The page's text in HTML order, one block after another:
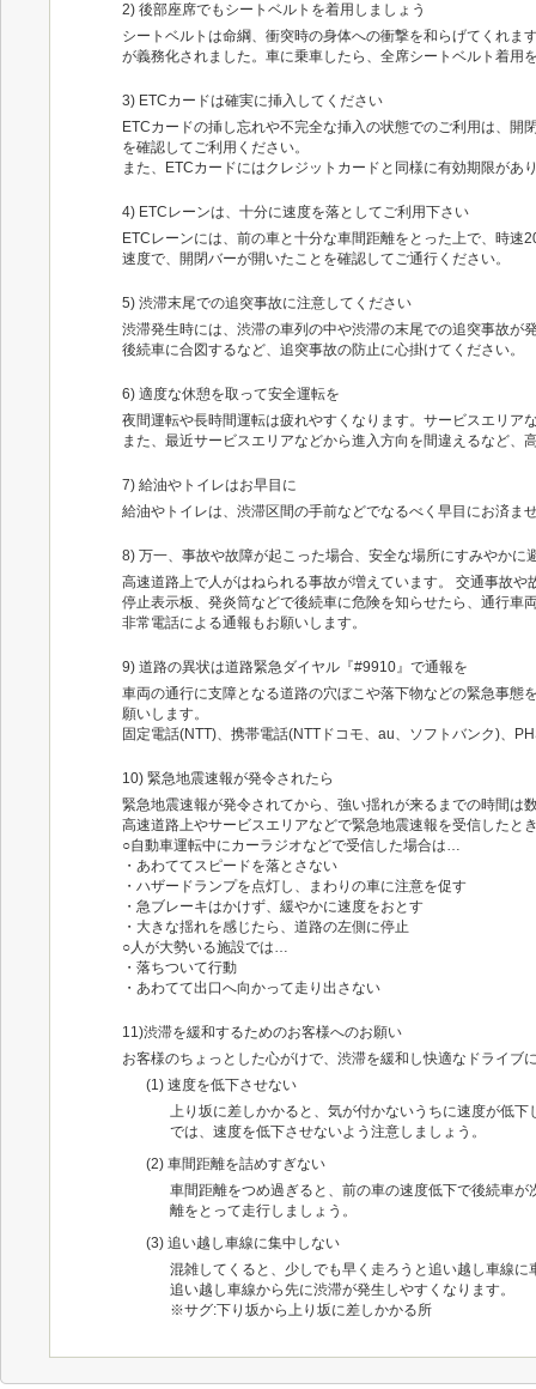
2) 後部座席でもシートベルトを着用しましょう
シートベルトは命綱、衝突時の身体への衝撃を和らげてくれ
が義務化されました。車に乗車したら、全席シートベルト着用
3) ETCカードは確実に挿入してください
ETCカードの挿し忘れや不完全な挿入の状態でのご利用は、
を確認してご利用ください。
また、ETCカードにはクレジットカードと同様に有効期限が
4) ETCレーンは、十分に速度を落としてご利用下さい
ETCレーンには、前の車と十分な車間距離をとった上で、時
速度で、開閉バーが開いたことを確認してご通行ください。
5) 渋滞末尾での追突事故に注意してください
渋滞発生時には、渋滞の車列の中や渋滞の末尾での追突事故
後続車に合図するなど、追突事故の防止に心掛けてください。
6) 適度な休憩を取って安全運転を
夜間運転や長時間運転は疲れやすくなります。サービスエリ
また、最近サービスエリアなどから進入方向を間違えるなど
7) 給油やトイレはお早目に
給油やトイレは、渋滞区間の手前などでなるべく早目にお済ま
8) 万一、事故や故障が起こった場合、安全な場所にすみやかに
高速道路上で人がはねられる事故が増えています。 交通事故
停止表示板、発炎筒などで後続車に危険を知らせたら、通行
非常電話による通報もお願いします。
9) 道路の異状は道路緊急ダイヤル『#9910』で通報を
車両の通行に支障となる道路の穴ぼこや落下物などの緊急事
願いします。
固定電話(NTT)、携帯電話(NTTドコモ、au、ソフトバンク)、
10) 緊急地震速報が発令されたら
緊急地震速報が発令されてから、強い揺れが来るまでの時間は
高速道路上やサービスエリアなどで緊急地震速報を受信したと
○自動車運転中にカーラジオなどで受信した場合は…
・あわててスピードを落とさない
・ハザードランプを点灯し、まわりの車に注意を促す
・急ブレーキはかけず、緩やかに速度をおとす
・大きな揺れを感じたら、道路の左側に停止
○人が大勢いる施設では…
・落ちついて行動
・あわてて出口へ向かって走り出さない
11)渋滞を緩和するためのお客様へのお願い
お客様のちょっとした心がけで、渋滞を緩和し快適なドライ
(1) 速度を低下させない
上り坂に差しかかると、気が付かないうちに速度が低
では、速度を低下させないよう注意しましょう。
(2) 車間距離を詰めすぎない
車間距離をつめ過ぎると、前の車の速度低下で後続車
離をとって走行しましょう。
(3) 追い越し車線に集中しない
混雑してくると、少しでも早く走ろうと追い越し車線
追い越し車線から先に渋滞が発生しやすくなります。
※サグ:下り坂から上り坂に差しかかる所